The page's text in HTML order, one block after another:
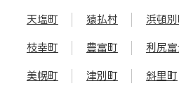
天塩町 猿払村 浜頓
枝幸町 豊富町 利尻
美幌町 津別町 斜里町